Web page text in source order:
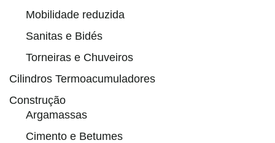
Mobilidade reduzida
Sanitas e Bidés
Torneiras e Chuveiros
Cilindros Termoacumuladores
Construção
Argamassas
Cimento e Betumes